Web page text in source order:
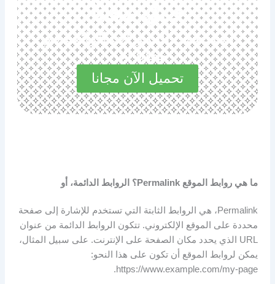
حمل مجانا
استكشف المميزات الرائعة في
مجاناً الآن
تحميل الآن مجانا
ما هي روابط الموقع Permalink؟ الروابط الدائمة، أو
Permalink، هي الروابط الثابتة التي تستخدم للإشارة إلى صفحة
محددة على الموقع الإلكتروني. تتكون الروابط الدائمة من عنوان
URL الذي يحدد مكان الصفحة على الإنترنت. على سبيل المثال،
يمكن لروابط الموقع أن تكون على هذا النحو:
https://www.example.com/my-page.